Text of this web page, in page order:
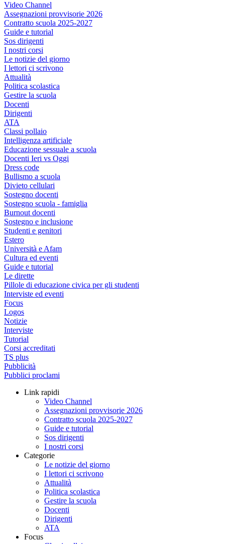
Video Channel
Assegnazioni provvisorie 2026
Contratto scuola 2025-2027
Guide e tutorial
Sos dirigenti
I nostri corsi
Le notizie del giorno
I lettori ci scrivono
Attualità
Politica scolastica
Gestire la scuola
Docenti
Dirigenti
ATA
Classi pollaio
Intelligenza artificiale
Educazione sessuale a scuola
Docenti Ieri vs Oggi
Dress code
Bullismo a scuola
Divieto cellulari
Sostegno docenti
Sostegno scuola - famiglia
Burnout docenti
Sostegno e inclusione
Studenti e genitori
Estero
Università e Afam
Cultura ed eventi
Guide e tutorial
Le dirette
Pillole di educazione civica per gli studenti
Interviste ed eventi
Focus
Logos
Notizie
Interviste
Tutorial
Corsi accreditati
TS plus
Pubblicità
Pubblici proclami
Link rapidi
Video Channel
Assegnazioni provvisorie 2026
Contratto scuola 2025-2027
Guide e tutorial
Sos dirigenti
I nostri corsi
Categorie
Le notizie del giorno
I lettori ci scrivono
Attualità
Politica scolastica
Gestire la scuola
Docenti
Dirigenti
ATA
Focus